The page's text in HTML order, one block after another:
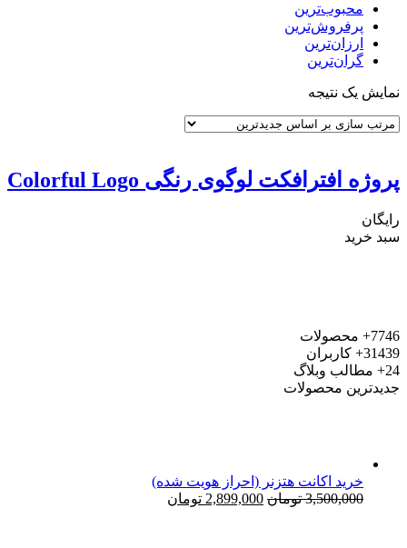
محبوب‌ترین
پرفروش‌ترین
ارزان‌ترین
گران‌ترین
نمایش یک نتیجه
پروژه افترافکت لوگوی رنگی Colorful Logo
رایگان
سبد خرید
7746+
محصولات
31439+
کاربران
24+
مطالب وبلاگ
جدیدترین محصولات
خرید اکانت هتزنر (احراز هویت شده)
3,500,000 تومان قیمت
2,899,000 تومان